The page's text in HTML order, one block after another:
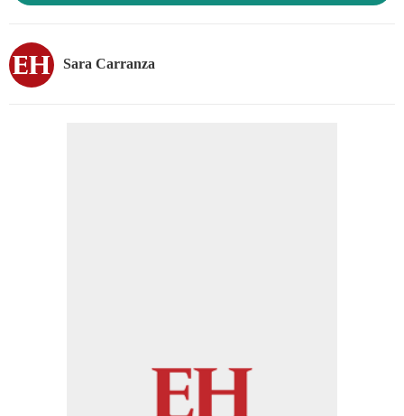
Sara Carranza